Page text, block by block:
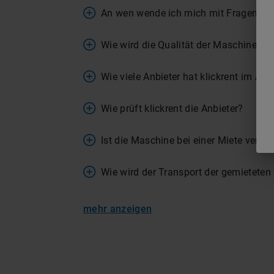
An wen wende ich mich mit Fragen
Wie wird die Qualität der Maschinen
Wie viele Anbieter hat klickrent im
Wie prüft klickrent die Anbieter?
Ist die Maschine bei einer Miete
Wie wird der Transport der
mehr anzeigen